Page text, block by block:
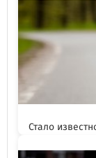
Стало